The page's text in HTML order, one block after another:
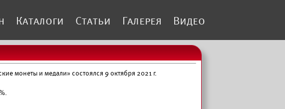
Каталоги Статьи Галерея Видео
монеты и медали» состоялся 9 октября 2021 г.